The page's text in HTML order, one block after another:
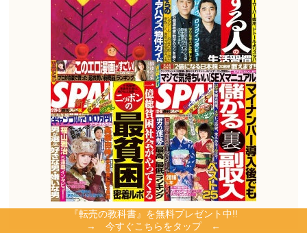
『転売の教科書』を無料プレゼント中!!
→ 今すぐこちらをタップ ←